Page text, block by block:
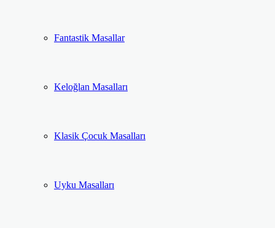
Fantastik Masallar
Keloğlan Masalları
Klasik Çocuk Masalları
Uyku Masalları